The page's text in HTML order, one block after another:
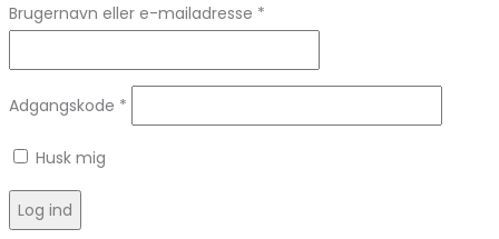
Brugernavn eller e-mailadresse *
Adgangskode *
Husk mig
Log ind